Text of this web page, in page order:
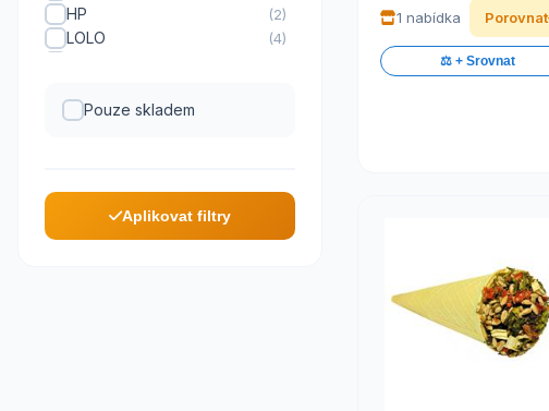
HP (2)
LOLO (4)
Sonnenland
Pouze skladem
Aplikovat filtry
1 nabídka Porovnat
⚖️ + Srovnat